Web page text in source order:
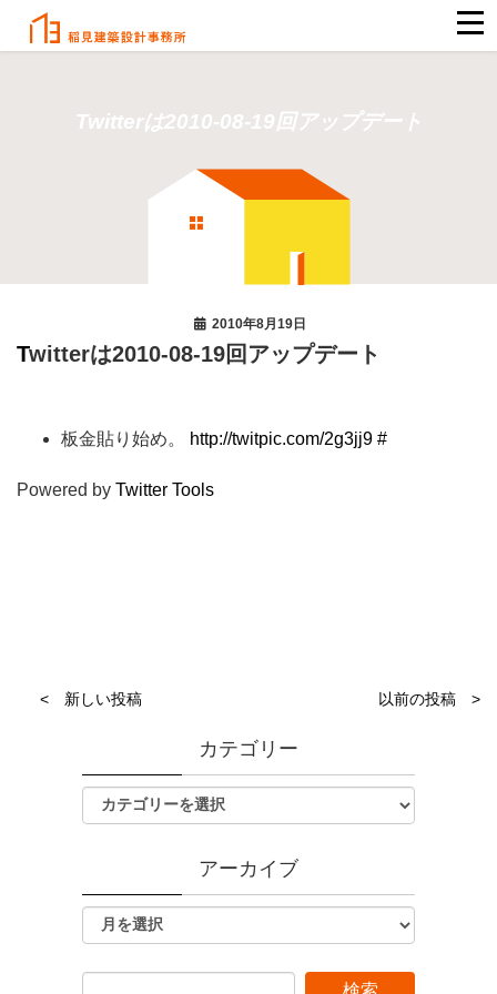
Twitterは2010-08-19回アップデート
2010年8月19日
Twitterは2010-08-19回アップデート
板金貼り始め。 http://twitpic.com/2g3jj9 #
Powered by Twitter Tools
< 新しい投稿 以前の投稿 >
カテゴリー
アーカイブ